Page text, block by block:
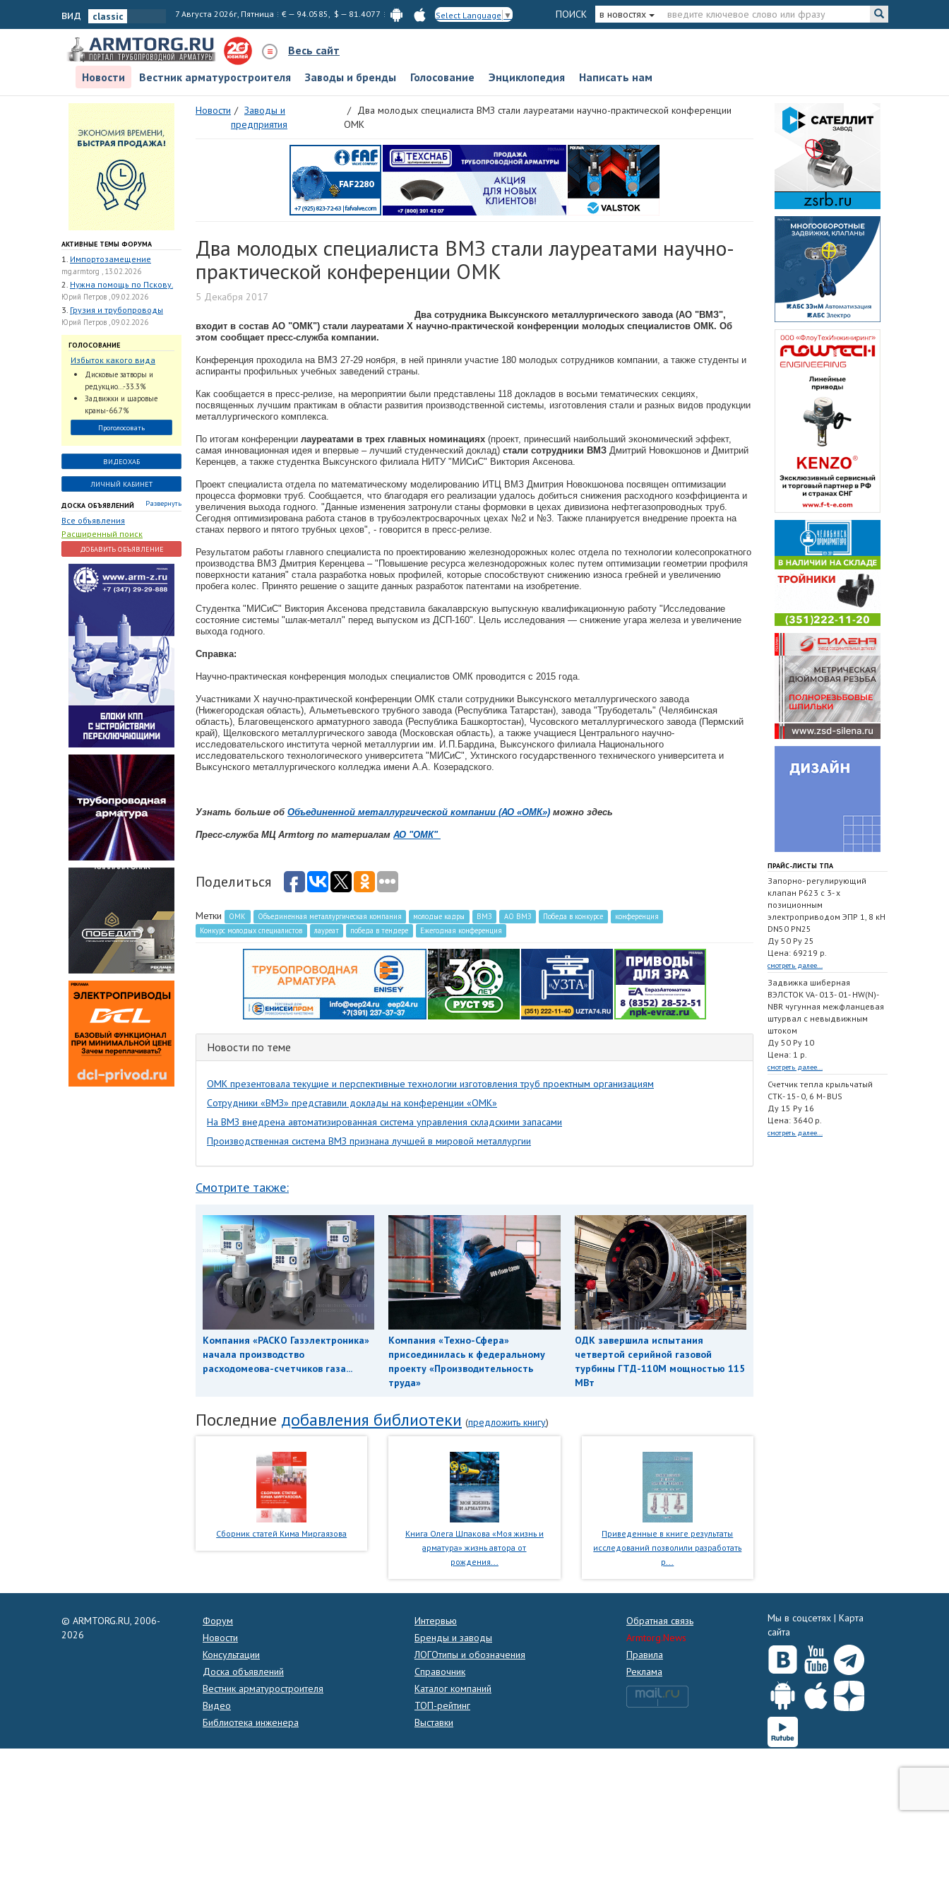
вид 7 Августа 2026г, Пятница € — 94.0585, $ — 81.4077 Select Language ▼ ПОИСК в новостях
Весь сайт
Новости
Вестник арматуростроителя Заводы и бренды Голосование Энциклопедия Написать нам
АКТИВНЫЕ ТЕМЫ ФОРУМА
1. Импортозамещение
mg.armtorg , 13.02.2026
2. Нужна помощь по Пскову.
Юрий Петров , 09.02.2026
3. Грузия и трубопроводы
Юрий Петров , 09.02.2026
ГОЛОСОВАНИЕ
Избыток какого вида
трубопроводной
арматуры наблюдается
на Российском рынке с
2024 по 2026 годы?
Дисковые затворы и
редукцио...-33.3%
Задвижки и шаровые
краны-66.7%
Проголосовать
ВИДЕОХАБ
ЛИЧНЫЙ КАБИНЕТ
ДОСКА ОБЪЯВЛЕНИЙ Развернуть
Все объявления
Расширенный поиск
ДОБАВИТЬ ОБЪЯВЛЕНИЕ
Новости
Заводы и
предприятия
Два молодых специалиста ВМЗ стали лауреатами научно-практической конференции
ОМК
Два молодых специалиста ВМЗ стали лауреатами научно-
практической конференции ОМК
5 Декабря 2017
Два сотрудника Выксунского металлургического завода (АО "ВМЗ",
входит в состав АО "ОМК") стали лауреатами X научно-практической конференции молодых специалистов ОМК. Об
этом сообщает пресс-служба компании.
Конференция проходила на ВМЗ 27-29 ноября, в ней приняли участие 180 молодых сотрудников компании, а также студенты и
аспиранты профильных учебных заведений страны.
Как сообщается в пресс-релизе, на мероприятии были представлены 118 докладов в восьми тематических секциях,
посвященных лучшим практикам в области развития производственной системы, изготовления стали и разных видов продукции
металлургического комплекса.
По итогам конференции лауреатами в трех главных номинациях (проект, принесший наибольший экономический эффект,
самая инновационная идея и впервые – лучший студенческий доклад) стали сотрудники ВМЗ Дмитрий Новокшонов и Дмитрий
Керенцев, а также студентка Выксунского филиала НИТУ "МИСиС" Виктория Аксенова.
Проект специалиста отдела по математическому моделированию ИТЦ ВМЗ Дмитрия Новокшонова посвящен оптимизации
процесса формовки труб. Сообщается, что благодаря его реализации удалось добиться снижения расходного коэффициента и
увеличения выхода годного. "Данные изменения затронули станы формовки в цехах дивизиона нефтегазопроводных труб.
Сегодня оптимизирована работа станов в трубоэлектросварочных цехах №2 и №3. Также планируется внедрение проекта на
станах первого и пятого трубных цехов", - говорится в пресс-релизе.
Результатом работы главного специалиста по проектированию железнодорожных колес отдела по технологии колесопрокатного
производства ВМЗ Дмитрия Керенцева – "Повышение ресурса железнодорожных колес путем оптимизации геометрии профиля
поверхности катания" стала разработка новых профилей, которые способствуют снижению износа гребней и увеличению
пробега колес. Принято решение о защите данных разработок патентами на изобретение.
Студентка "МИСиС" Виктория Аксенова представила бакалаврскую выпускную квалификационную работу "Исследование
состояние системы "шлак-металл" перед выпуском из ДСП-160". Цель исследования — снижение угара железа и увеличение
выхода годного.
Справка:
Научно-практическая конференция молодых специалистов ОМК проводится с 2015 года.
Участниками X научно-практической конференции ОМК стали сотрудники Выксунского металлургического завода
(Нижегородская область), Альметьевского трубного завода (Республика Татарстан), завода "Трубодеталь" (Челябинская
область), Благовещенского арматурного завода (Республика Башкортостан), Чусовского металлургического завода (Пермский
край), Щелковского металлургического завода (Московская область), а также учащиеся Центрального научно-
исследовательского института черной металлургии им. И.П.Бардина, Выксунского филиала Национального
исследовательского технологического университета "МИСиС", Ухтинского государственного технического университета и
Выксунского металлургического колледжа имени А.А. Козерадского.
Узнать больше об Объединенной металлургической компании (АО «ОМК») можно здесь
Пресс-служба МЦ Armtorg по материалам АО "ОМК"
Поделиться
Метки ОМК Объединенная металлургическая компания молодые кадры ВМЗ АО ВМЗ Победа в конкурсе
конференция
Конкурс молодых специалистов
лауреат победа в тендере Ежегодная конференция
Новости по теме
ОМК презентовала текущие и перспективные технологии изготовления труб проектным организациям
Сотрудники «ВМЗ» представили доклады на конференции «ОМК»
На ВМЗ внедрена автоматизированная система управления складскими запасами
Производственная система ВМЗ признана лучшей в мировой металлургии
Смотрите также:
Компания «РАСКО Газэлектроника»
начала производство
расходомеова-счетчиков газа...
Компания «Техно-Сфера»
присоединилась к федеральному
проекту «Производительность
труда»
ОДК завершила испытания
четвертой серийной газовой
турбины ГТД-110М мощностью 115
МВт
Последние добавления библиотеки (предложить книгу)
Сборник статей Кима Миргаязова
Книга Олега Шпакова «Моя жизнь и
арматура» жизнь автора от
рождения...
Приведенные в книге результаты
исследований позволили разработать
р...
ПРАЙС-ЛИСТЫ ТПА
Запорно- регулирующий
клапан Р623 с 3- х
позиционным
электроприводом ЭПР 1, 8 кН
DN50 PN25
Ду 50 Ру 25
Цена: 69219 р.
смотреть далее...
Задвижка шиберная
ВЭЛСТОК VA- 013- 01- HW(N)-
NBR чугунная межфланцевая
штурвал с невыдвижным
штоком
Ду 50 Ру 10
Цена: 1 р.
смотреть далее...
Счетчик тепла крыльчатый
СТК- 15- 0, 6 M- BUS
Ду 15 Ру 16
Цена: 3640 р.
смотреть далее...
© ARMTORG.RU, 2006-
2026
Форум
Новости
Консультации
Доска объявлений
Вестник арматуростроителя
Видео
Библиотека инженера
Интервью
Бренды и заводы
ЛОГОтипы и обозначения
Справочник
Каталог компаний
ТОП-рейтинг
Выставки
Обратная связь
Armtorg.News
Правила
Реклама
Мы в соцсетях | Карта
сайта